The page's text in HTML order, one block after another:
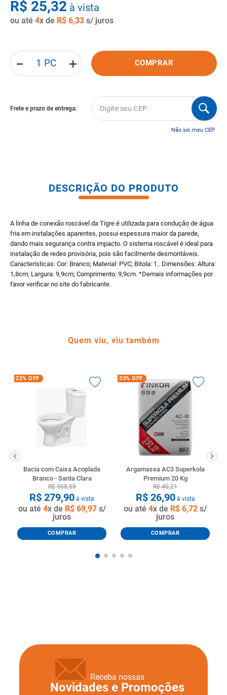
R$ 25,32 à vista
ou até 4x de R$ 6,33 s/ juros
＋
－ COMPRAR
Não sei meu CEP
DESCRIÇÃO DO PRODUTO
A linha de conexão roscável da Tigre é utilizada para condução de água
fria em instalações aparentes, possui espessura maior da parede,
dando mais segurança contra impacto. O sistema roscável é ideal para
instalação de redes provisória, pois são facilmente desmontáveis.
Características: Cor: Branco; Material: PVC; Bitola: 1.. Dimensões: Altura:
1,8cm; Largura: 9,9cm; Comprimento: 9,9cm. *Demais informações por
favor verificar no site do fabricante.
Quem viu, viu também
22% OFF
Bacia com Caixa Acoplada
Branco - Santa Clara
R$ 358,59
R$ 279,90 à vista
ou até 4x de R$ 69,97s/
juros
COMPRAR
33% OFF
Argamassa AC3 Superkola
Premium 20 Kg
R$ 40,21
R$ 26,90à vista
ou até 4x de R$ 6,72 s/
juros
COMPRAR
Receba nossas
Novidades e Promoções
8º pisos